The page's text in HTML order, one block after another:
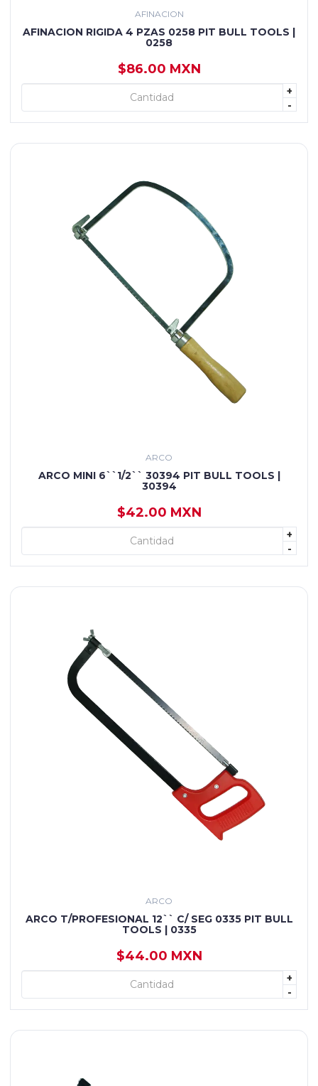
AFINACION
AFINACION RIGIDA 4 PZAS 0258 PIT BULL TOOLS |
0258
$86.00 MXN
+
-
+ AGREGAR
ARCO
ARCO MINI 6``1/2`` 30394 PIT BULL TOOLS |
30394
$42.00 MXN
+
-
+ AGREGAR
ARCO
ARCO T/PROFESIONAL 12`` C/ SEG 0335 PIT BULL
TOOLS | 0335
$44.00 MXN
+
-
+ AGREGAR